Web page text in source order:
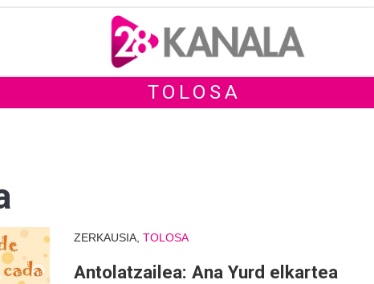
TOLOSA
ZERKAUSIA, TOLOSA
Antolatzailea: Ana Yurd elkartea